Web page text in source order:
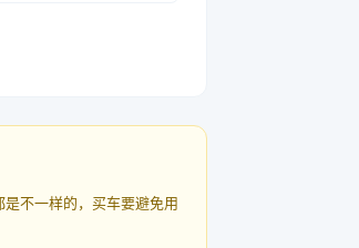
不一样的，买车要避免用